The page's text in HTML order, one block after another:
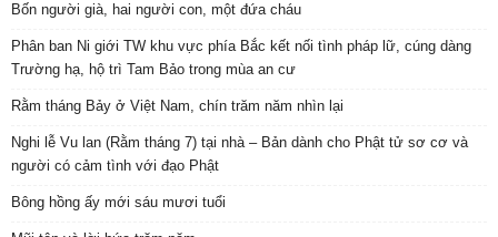
Bốn người già, hai người con, một đứa cháu
Phân ban Ni giới TW khu vực phía Bắc kết nối tình pháp lữ, cúng dàng
Trường hạ, hộ trì Tam Bảo trong mùa an cư
Rằm tháng Bảy ở Việt Nam, chín trăm năm nhìn lại
Nghi lễ Vu lan (Rằm tháng 7) tại nhà – Bản dành cho Phật tử sơ cơ và
người có cảm tình với đạo Phật
Bông hồng ấy mới sáu mươi tuổi